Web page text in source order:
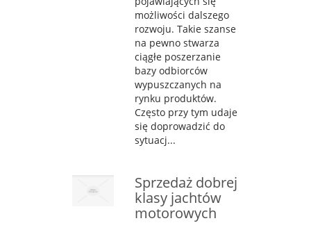
możliwości dalszego
rozwoju. Takie szanse
na pewno stwarza
ciągłe poszerzanie
bazy odbiorców
wypuszczanych na
rynku produktów.
Często przy tym udaje
się doprowadzić do
sytuacj...
Sprzedaż dobrej
klasy jachtów
motorowych